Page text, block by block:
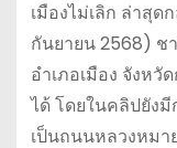
เมืองไม่เลิก ล่าสุ
กันยายน 2568) ช
อำเภอเมือง จังห
ได้ โดยในคลิปยังมี
เป็นถนนหลวงหมา